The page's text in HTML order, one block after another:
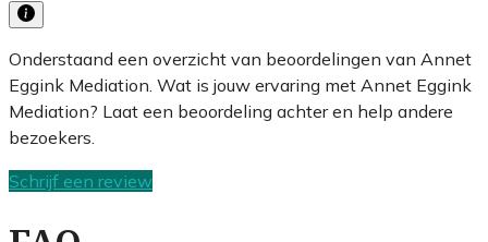
Onderstaand een overzicht van beoordelingen van Annet
Eggink Mediation. Wat is jouw ervaring met Annet Eggink
Mediation? Laat een beoordeling achter en help andere
bezoekers.
Schrijf een review